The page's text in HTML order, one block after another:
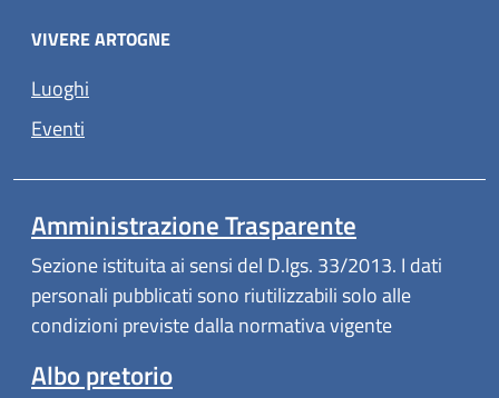
VIVERE ARTOGNE
Luoghi
Eventi
Amministrazione Trasparente
Sezione istituita ai sensi del D.lgs. 33/2013. I dati
personali pubblicati sono riutilizzabili solo alle
condizioni previste dalla normativa vigente
Albo pretorio